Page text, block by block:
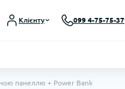
Клієнту 099 4-75-75-37
панеллю + Power Bank